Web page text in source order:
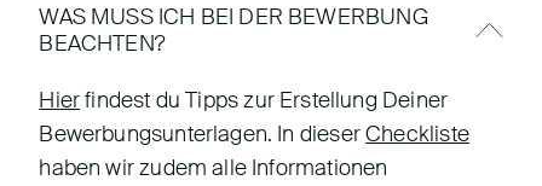
WAS MUSS ICH BEI DER BEWERBUNG
BEACHTEN?
Hierfindest du Tipps zur Erstellung Deiner
Bewerbungsunterlagen. In dieserCheckliste
haben wir zudem alle Informationen